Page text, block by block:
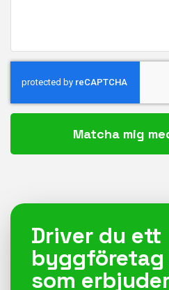
Matcha mig
Driver du ett
byggföretag
som